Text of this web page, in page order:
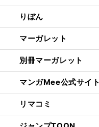
りぼん
マーガレット
別冊マーガレット
マンガMee公式サイト
リマコミ